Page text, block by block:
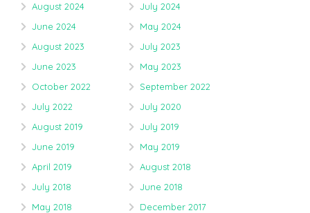
August 2024
July 2024
June 2024
May 2024
August 2023
July 2023
June 2023
May 2023
October 2022
September 2022
July 2022
July 2020
August 2019
July 2019
June 2019
May 2019
April 2019
August 2018
July 2018
June 2018
May 2018
December 2017